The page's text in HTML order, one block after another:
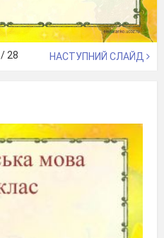
/ 28 НАСТУПНИЙ СЛАЙД